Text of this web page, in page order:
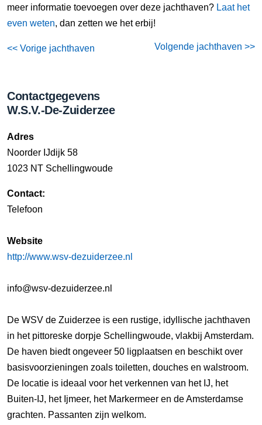
meer informatie toevoegen over deze jachthaven? Laat het
even weten, dan zetten we het erbij!
<< Vorige jachthaven Volgende jachthaven >>
Contactgegevens
W.S.V.-De-Zuiderzee
Adres
Noorder IJdijk 58
1023 NT Schellingwoude
Contact:
Telefoon
Website
http://www.wsv-dezuiderzee.nl
info@wsv-dezuiderzee.nl
De WSV de Zuiderzee is een rustige, idyllische jachthaven
in het pittoreske dorpje Schellingwoude, vlakbij Amsterdam.
De haven biedt ongeveer 50 ligplaatsen en beschikt over
basisvoorzieningen zoals toiletten, douches en walstroom.
De locatie is ideaal voor het verkennen van het IJ, het
Buiten-IJ, het Ijmeer, het Markermeer en de Amsterdamse
grachten. Passanten zijn welkom.